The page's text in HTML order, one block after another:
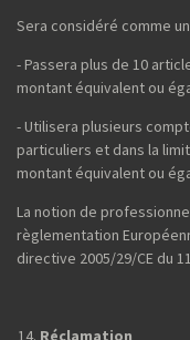
Sera considéré comme
- Passera plus de 10
montant équivalent ou
- Utilisera plusieurs
particuliers et dans la
montant équivalent ou
La notion de
règlementation
directive 2005/29/CE du
Réclamation